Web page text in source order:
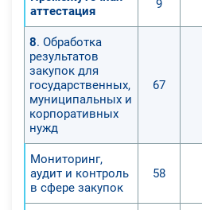
аттестация
9
8. Обработка
результатов
закупок для
государственных,
муниципальных и
корпоративных
нужд
67
Мониторинг,
аудит и контроль
в сфере закупок
58